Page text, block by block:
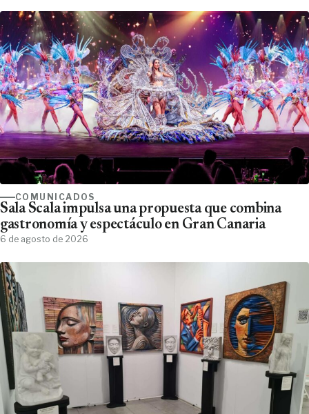
COMUNICADOS
Sala Scala impulsa una propuesta que combina
gastronomía y espectáculo en Gran Canaria
6 de agosto de 2026